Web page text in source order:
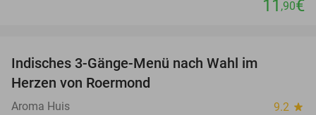
11 ,90€
Indisches 3-Gänge-Menü nach Wahl im
Herzen von Roermond
Aroma Huis 9.2 star